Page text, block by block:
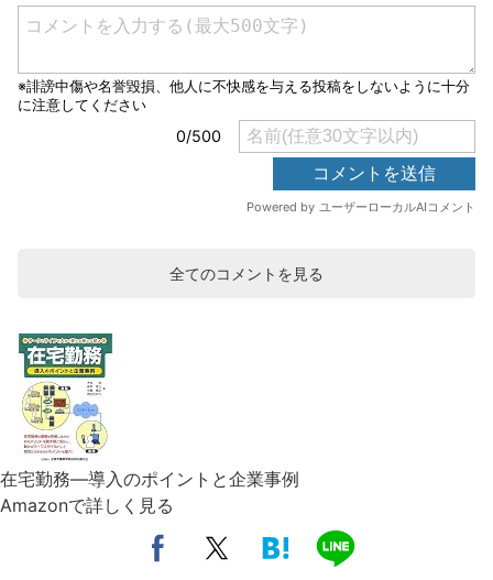
全てのコメントを見る
在宅勤務―導入のポイントと企業事例
Amazonで詳しく見る